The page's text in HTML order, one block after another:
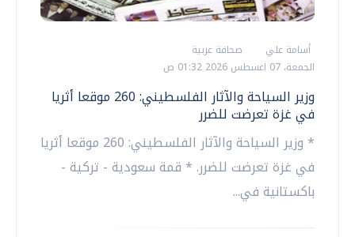
أسامة علي
صحافة عربية
الجمعة، 07 اغسطس 2026 01:32 ص
وزير السياحة والآثار الفلسطيني: 260 موقعا أثريا
في غزة تعرضت للضرر
* وزير السياحة والآثار الفلسطيني: 260 موقعا أثريا
في غزة تعرضت للضرر. * قمة سعودية - تركية -
باكستانية في...